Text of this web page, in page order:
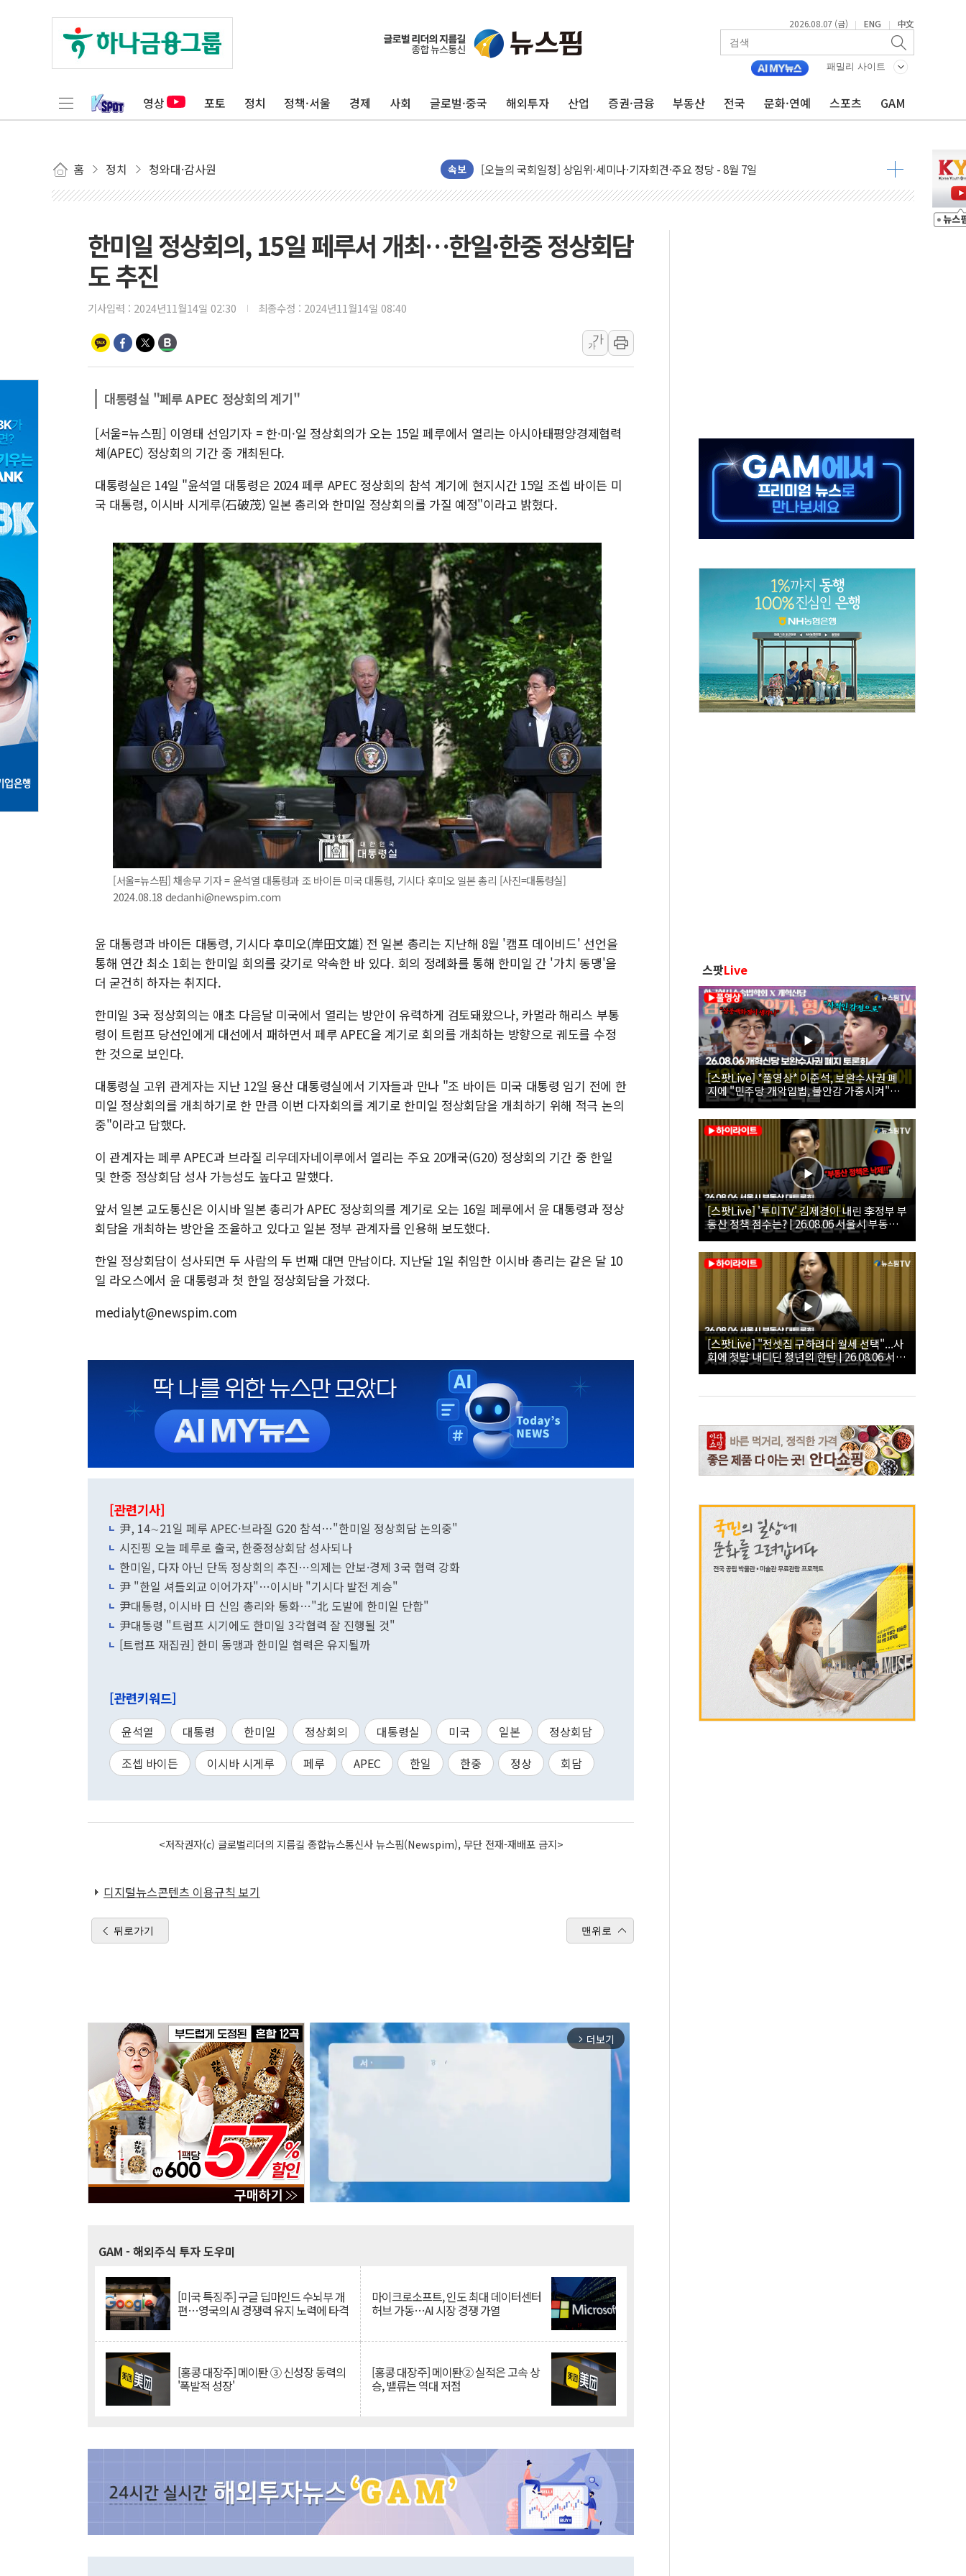
2026.08.07 (금) | ENG | 中文
패밀리 사이트
영상 포토 정치 정책·서울 경제 사회 글로벌·중국 해외투자 산업 증권·금융 부동산 전국 문화·연예 스포츠 GAM
홈 정치 청와대·감사원 속보
뉴욕증시, 유가·금리 부담에 하락…다우 5거래일 랠리 '마침표'
이란, 오만과 호르무즈 해협 재개방 합의 막바지.."美와 직접 협상 없어"
李대통령, 오늘 부동산 정책 점검 2차 회의…주택 공급 대책 막바지 조율할 듯
[오늘의 정치일정] 8월 7일(금)
이란, 美·이스라엘 선박 호르무즈 통항 제한 추진…美 "통행 막을 권한 없어"
유럽증시, 견조한 실적 소화하며 대부분 상승… "2분기 기업 순이익 21% 증가" 전망
구광모, 내주 실리콘밸리서 젠슨 황 재회…로봇·AI 데이터센터·모빌리티 구체화
뉴욕증시 개장 전 특징주...모더나·아이온큐·도어대시↑ VS 샌디스크·피그마·앱러빈↓
금값 7주 만에 최고…美 고용 둔화·호르무즈 재개방 기대에 강세
[인도증시] 중동 긴장 완화에 실적 호조까지, 상승...호실적 보고 기업 상승세 뚜렷
'월가의 황제' 다이먼 "금융시장 레버리지 위험수위…숨은 차입이 더 큰 변수"
양주 섬유염색공장서 화재 1명 중상…대응 1단계 진압 중
한미일 정상회의, 15일 페루서 개최…한일·한중 정상회담
도 추진
기사입력 : 2024년11월14일 02:30 최종수정 : 2024년11월14일 08:40
가
가
대통령실 "페루 APEC 정상회의 계기"
[서울=뉴스핌] 이영태 선임기자 = 한·미·일 정상회의가 오는 15일 페루에서 열리는 아시아태평양경제협력
체(APEC) 정상회의 기간 중 개최된다.
대통령실은 14일 "윤석열 대통령은 2024 페루 APEC 정상회의 참석 계기에 현지시간 15일 조셉 바이든 미
국 대통령, 이시바 시게루(石破茂) 일본 총리와 한미일 정상회의를 가질 예정"이라고 밝혔다.
[서울=뉴스핌] 채송무 기자 = 윤석열 대통령과 조 바이든 미국 대통령, 기시다 후미오 일본 총리 [사진=대통령실]
2024.08.18 dedanhi@newspim.com
윤 대통령과 바이든 대통령, 기시다 후미오(岸田文雄) 전 일본 총리는 지난해 8월 '캠프 데이비드' 선언을
통해 연간 최소 1회는 한미일 회의를 갖기로 약속한 바 있다. 회의 정례화를 통해 한미일 간 '가치 동맹'을
더 굳건히 하자는 취지다.
한미일 3국 정상회의는 애초 다음달 미국에서 열리는 방안이 유력하게 검토돼왔으나, 카멀라 해리스 부통
령이 트럼프 당선인에게 대선에서 패하면서 페루 APEC을 계기로 회의를 개최하는 방향으로 궤도를 수정
한 것으로 보인다.
대통령실 고위 관계자는 지난 12일 용산 대통령실에서 기자들과 만나 "조 바이든 미국 대통령 임기 전에 한
미일 정상회의를 개최하기로 한 만큼 이번 다자회의를 계기로 한미일 정상회담을 개최하기 위해 적극 논의
중"이라고 답했다.
이 관계자는 페루 APEC과 브라질 리우데자네이루에서 열리는 주요 20개국(G20) 정상회의 기간 중 한일
및 한중 정상회담 성사 가능성도 높다고 말했다.
앞서 일본 교도통신은 이시바 일본 총리가 APEC 정상회의를 계기로 오는 16일 페루에서 윤 대통령과 정상
회담을 개최하는 방안을 조율하고 있다고 일본 정부 관계자를 인용해 보도했다.
한일 정상회담이 성사되면 두 사람의 두 번째 대면 만남이다. 지난달 1일 취임한 이시바 총리는 같은 달 10
일 라오스에서 윤 대통령과 첫 한일 정상회담을 가졌다.
medialyt@newspim.com
[관련기사]
尹, 14∼21일 페루 APEC·브라질 G20 참석…"한미일 정상회담 논의중"
시진핑 오늘 페루로 출국, 한중정상회담 성사되나
한미일, 다자 아닌 단독 정상회의 추진…의제는 안보·경제 3국 협력 강화
尹 "한일 셔틀외교 이어가자"…이시바 "기시다 발전 계승"
尹대통령, 이시바 日 신임 총리와 통화…"北 도발에 한미일 단합"
尹대통령 "트럼프 시기에도 한미일 3각협력 잘 진행될 것"
[트럼프 재집권] 한미 동맹과 한미일 협력은 유지될까
[관련키워드]
윤석열 대통령 한미일 정상회의 대통령실 미국 일본
정상회담
조셉 바이든
이시바 시게루 페루 APEC 한일 한중 정상 회담
<저작권자(c) 글로벌리더의 지름길 종합뉴스통신사 뉴스핌(Newspim), 무단 전재-재배포 금지>
디지털뉴스콘텐츠 이용규칙 보기
뒤로가기 맨위로
arrow_forward_ios 더보기
GAM - 해외주식 투자 도우미
[미국 특징주] 구글 딥마인드 수뇌부 개
편…영국의 AI 경쟁력 유지 노력에 타격
마이크로소프트, 인도 최대 데이터센터
허브 가동…AI 시장 경쟁 가열
[홍콩 대장주] 메이퇀 ③ 신성장 동력의
'폭발적 성장'
[홍콩 대장주] 메이퇀② 실적은 고속 상
승, 밸류는 역대 저점
스팟Live
[스팟Live] *풀영상* 이준석, 보완수사권 폐
지에 "민주당 개악입법, 불안감 가중시켜"｜
26.08.06 개혁신당 보완수사권 폐지 토론회
[스팟Live] '투미TV' 김제경이 내린 李정부 부
동산 정책 점수는? | 26.08.06 서울시 부동산
대토론회
[스팟Live] "전셋집 구하려다 월세 선택"...사
회에 첫발 내디딘 청년의 한탄 | 26.08.06 서울
시 부동산 대토론회